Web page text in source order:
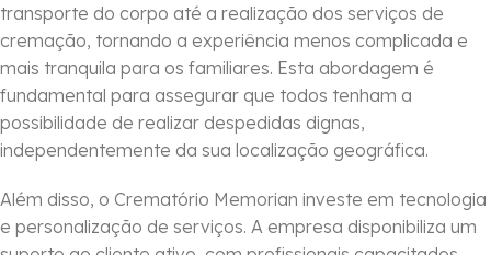
transporte do corpo até a realização dos serviços de
cremação, tornando a experiência menos complicada e
mais tranquila para os familiares. Esta abordagem é
fundamental para assegurar que todos tenham a
possibilidade de realizar despedidas dignas,
independentemente da sua localização geográfica.
Além disso, o Crematório Memorian investe em tecnologia
e personalização de serviços. A empresa disponibiliza um